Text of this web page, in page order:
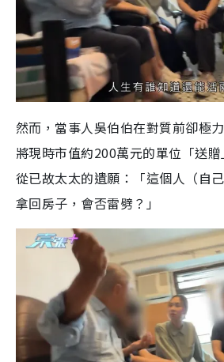
然而，當事人吳伯伯在對質前卻極
將現時市值約200萬元的單位「送
從已故太太的遺願：「這個人（自
拿回房子，會否雷劈？」